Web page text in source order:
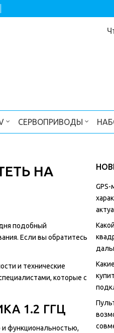
СЕРВОПРИВОДЫ
НА
подобный
Если вы обратитесь
и технические
которые с
1.2 ГГЦ
и функциональностью,